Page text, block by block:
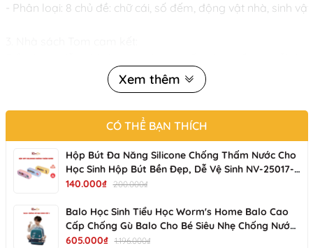
- Phân loại: 8 chủ đề: chữ cái, số đếm, động vật nhà, sinh
Xem thêm
CÓ THỂ BẠN THÍCH
Hộp Bút Đa Năng Silicone Chống Thấm Nước Cho
Học Sinh Hộp Bút Bền Đẹp, Dễ Vệ Sinh NV-25017-
01 KIMCHI KIDS
140.000₫ 200.000₫
Balo Học Sinh Tiểu Học Worm's Home Balo Cao
Cấp Chống Gù Balo Cho Bé Siêu Nhẹ Chống Nước
Nhiều Ngăn - KimChi Kids -S34202
605.000₫ 1.196.000₫